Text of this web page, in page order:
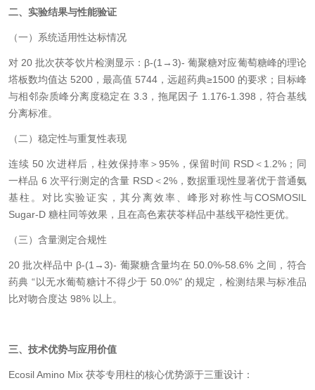
二、实验结果与性能验证
（一）系统适用性达标情况
对 20 批次茯苓饮片检测显示：β-(1→3)- 葡聚糖对应葡萄糖峰的理论
塔板数均值达 5200，最高值 5744，远超药典≥1500 的要求；目标峰
与相邻杂质峰分离度稳定在 3.3，拖尾因子 1.176-1.398，符合基线
分离标准。
（二）稳定性与重复性表现
连续 50 次进样后，柱效保持率＞95%，保留时间 RSD＜1.2%；同
一样品 6 次平行测定的含量 RSD＜2%，数据重现性显著优于普通氨
基柱。对比实验证实，其分离效率、峰形对称性与COSMOSIL
Sugar-D 糖柱同等效果，且在高色素茯苓样品中基线平稳性更优。
（三）含量测定合规性
20 批次样品中 β-(1→3)- 葡聚糖含量均在 50.0%-58.6% 之间，符合
药典 “以无水葡萄糖计不得少于 50.0%" 的规定，检测结果与标准品
比对吻合度达 98% 以上。
三、技术优势与应用价值
Ecosil Amino Mix 茯苓专用柱的核心优势源于三重设计：